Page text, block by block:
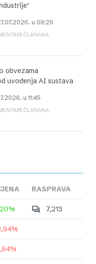
u 09:25
ČLANAKA
obvezama
uvođenja AI sustava
u 11:45
ČLANAKA
RASPRAVA
7,213